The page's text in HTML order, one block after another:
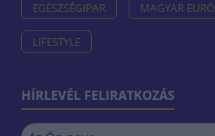
EGÉSZSÉGIPAR MAGYAR EURÓ
LIFESTYLE
HÍRLEVÉL FELIRATKOZÁS